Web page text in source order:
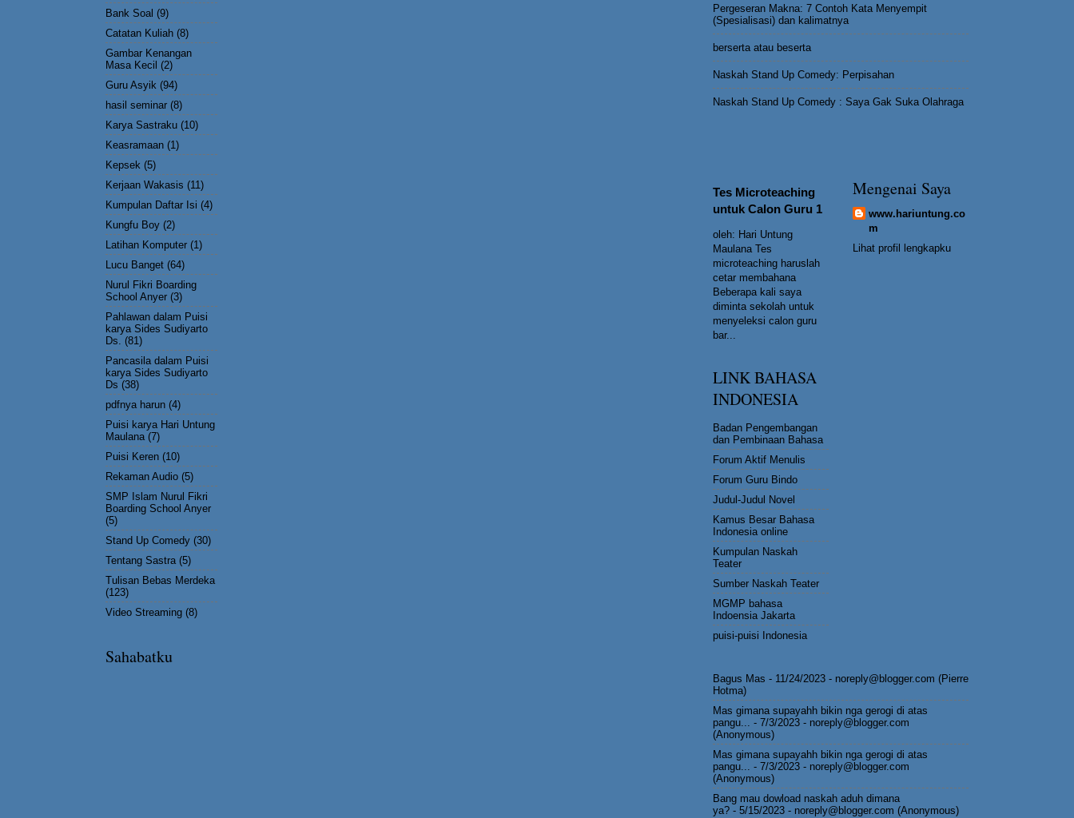
Bank Soal (9)
Catatan Kuliah (8)
Gambar Kenangan
Masa Kecil (2)
Guru Asyik (94)
hasil seminar (8)
Karya Sastraku (10)
Keasramaan (1)
Kepsek (5)
Kerjaan Wakasis (11)
Kumpulan Daftar Isi (4)
Kungfu Boy (2)
Latihan Komputer (1)
Lucu Banget (64)
Nurul Fikri Boarding
School Anyer (3)
Pahlawan dalam Puisi
karya Sides Sudiyarto
Ds. (81)
Pancasila dalam Puisi
karya Sides Sudiyarto
Ds (38)
pdfnya harun (4)
Puisi karya Hari Untung
Maulana (7)
Puisi Keren (10)
Rekaman Audio (5)
SMP Islam Nurul Fikri
Boarding School Anyer
(5)
Stand Up Comedy (30)
Tentang Sastra (5)
Tulisan Bebas Merdeka
(123)
Video Streaming (8)
Sahabatku
Pergeseran Makna: 7 Contoh Kata Menyempit
(Spesialisasi) dan kalimatnya
berserta atau beserta
Naskah Stand Up Comedy: Perpisahan
Naskah Stand Up Comedy : Saya Gak Suka Olahraga
Tes Microteaching
untuk Calon Guru 1
oleh: Hari Untung
Maulana Tes
microteaching haruslah
cetar membahana
Beberapa kali saya
diminta sekolah untuk
menyeleksi calon guru
bar...
LINK BAHASA
INDONESIA
Badan Pengembangan
dan Pembinaan Bahasa
Forum Aktif Menulis
Forum Guru Bindo
Judul-Judul Novel
Kamus Besar Bahasa
Indonesia online
Kumpulan Naskah
Teater
Sumber Naskah Teater
MGMP bahasa
Indoensia Jakarta
puisi-puisi Indonesia
Mengenai Saya
www.hariuntung.co
m
Lihat profil lengkapku
Bagus Mas - 11/24/2023 - noreply@blogger.com (Pierre
Hotma)
Mas gimana supayahh bikin nga gerogi di atas
pangu...
- 7/3/2023 - noreply@blogger.com
(Anonymous)
Mas gimana supayahh bikin nga gerogi di atas
pangu...
- 7/3/2023 - noreply@blogger.com
(Anonymous)
Bang mau dowload naskah aduh dimana
ya? - 5/15/2023 - noreply@blogger.com (Anonymous)